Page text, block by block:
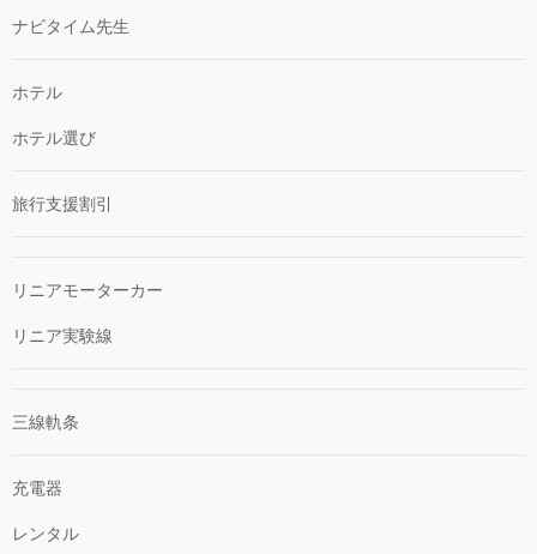
ナビタイム先生
ホテル
ホテル選び
旅行支援割引
リニアモーターカー
リニア実験線
三線軌条
充電器
レンタル